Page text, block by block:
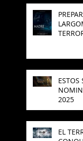
Film
ESTOS
2025
EL